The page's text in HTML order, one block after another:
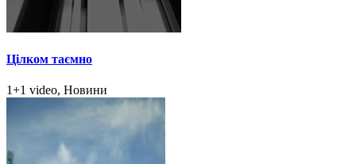
Цілком таємно
1+1 video, Новини